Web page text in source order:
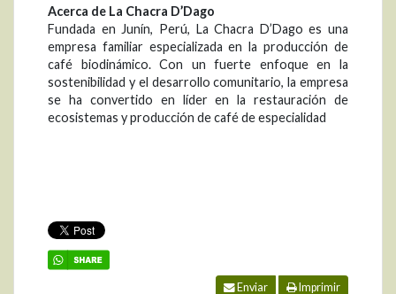
Acerca de La Chacra D’Dago
Fundada en Junín, Perú, La Chacra D’Dago es una
empresa familiar especializada en la producción de
café biodinámico. Con un fuerte enfoque en la
sostenibilidad y el desarrollo comunitario, la empresa
se ha convertido en líder en la restauración de
ecosistemas y producción de café de especialidad
Enviar Imprimir